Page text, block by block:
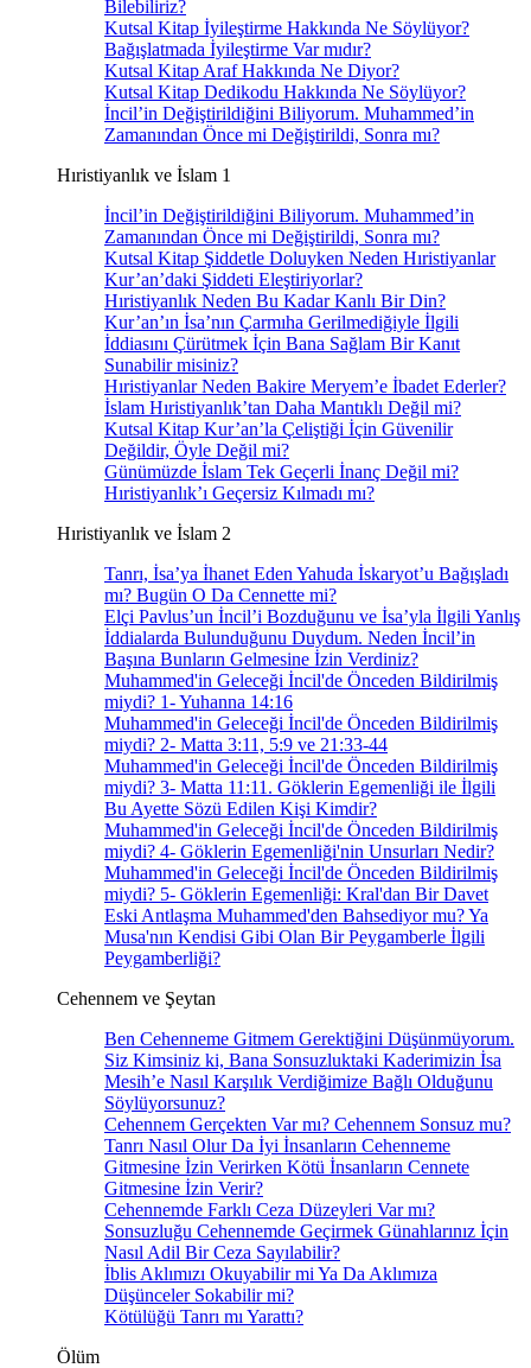
Bilebiliriz?
Kutsal Kitap İyileştirme Hakkında Ne Söylüyor?
Bağışlatmada İyileştirme Var mıdır?
Kutsal Kitap Araf Hakkında Ne Diyor?
Kutsal Kitap Dedikodu Hakkında Ne Söylüyor?
İncil’in Değiştirildiğini Biliyorum. Muhammed’in
Zamanından Önce mi Değiştirildi, Sonra mı?
Hıristiyanlık ve İslam 1
İncil’in Değiştirildiğini Biliyorum. Muhammed’in
Zamanından Önce mi Değiştirildi, Sonra mı?
Kutsal Kitap Şiddetle Doluyken Neden Hıristiyanlar
Kur’an’daki Şiddeti Eleştiriyorlar?
Hıristiyanlık Neden Bu Kadar Kanlı Bir Din?
Kur’an’ın İsa’nın Çarmıha Gerilmediğiyle İlgili
İddiasını Çürütmek İçin Bana Sağlam Bir Kanıt
Sunabilir misiniz?
Hıristiyanlar Neden Bakire Meryem’e İbadet Ederler?
İslam Hıristiyanlık’tan Daha Mantıklı Değil mi?
Kutsal Kitap Kur’an’la Çeliştiği İçin Güvenilir
Değildir, Öyle Değil mi?
Günümüzde İslam Tek Geçerli İnanç Değil mi?
Hıristiyanlık’ı Geçersiz Kılmadı mı?
Hıristiyanlık ve İslam 2
Tanrı, İsa’ya İhanet Eden Yahuda İskaryot’u Bağışladı
mı? Bugün O Da Cennette mi?
Elçi Pavlus’un İncil’i Bozduğunu ve İsa’yla İlgili Yanlış
İddialarda Bulunduğunu Duydum. Neden İncil’in
Başına Bunların Gelmesine İzin Verdiniz?
Muhammed'in Geleceği İncil'de Önceden Bildirilmiş
miydi? 1- Yuhanna 14:16
Muhammed'in Geleceği İncil'de Önceden Bildirilmiş
miydi? 2- Matta 3:11, 5:9 ve 21:33-44
Muhammed'in Geleceği İncil'de Önceden Bildirilmiş
miydi? 3- Matta 11:11. Göklerin Egemenliği ile İlgili
Bu Ayette Sözü Edilen Kişi Kimdir?
Muhammed'in Geleceği İncil'de Önceden Bildirilmiş
miydi? 4- Göklerin Egemenliği'nin Unsurları Nedir?
Muhammed'in Geleceği İncil'de Önceden Bildirilmiş
miydi? 5- Göklerin Egemenliği: Kral'dan Bir Davet
Eski Antlaşma Muhammed'den Bahsediyor mu? Ya
Musa'nın Kendisi Gibi Olan Bir Peygamberle İlgili
Peygamberliği?
Cehennem ve Şeytan
Ben Cehenneme Gitmem Gerektiğini Düşünmüyorum.
Siz Kimsiniz ki, Bana Sonsuzluktaki Kaderimizin İsa
Mesih’e Nasıl Karşılık Verdiğimize Bağlı Olduğunu
Söylüyorsunuz?
Cehennem Gerçekten Var mı? Cehennem Sonsuz mu?
Tanrı Nasıl Olur Da İyi İnsanların Cehenneme
Gitmesine İzin Verirken Kötü İnsanların Cennete
Gitmesine İzin Verir?
Cehennemde Farklı Ceza Düzeyleri Var mı?
Sonsuzluğu Cehennemde Geçirmek Günahlarınız İçin
Nasıl Adil Bir Ceza Sayılabilir?
İblis Aklımızı Okuyabilir mi Ya Da Aklımıza
Düşünceler Sokabilir mi?
Kötülüğü Tanrı mı Yarattı?
Ölüm